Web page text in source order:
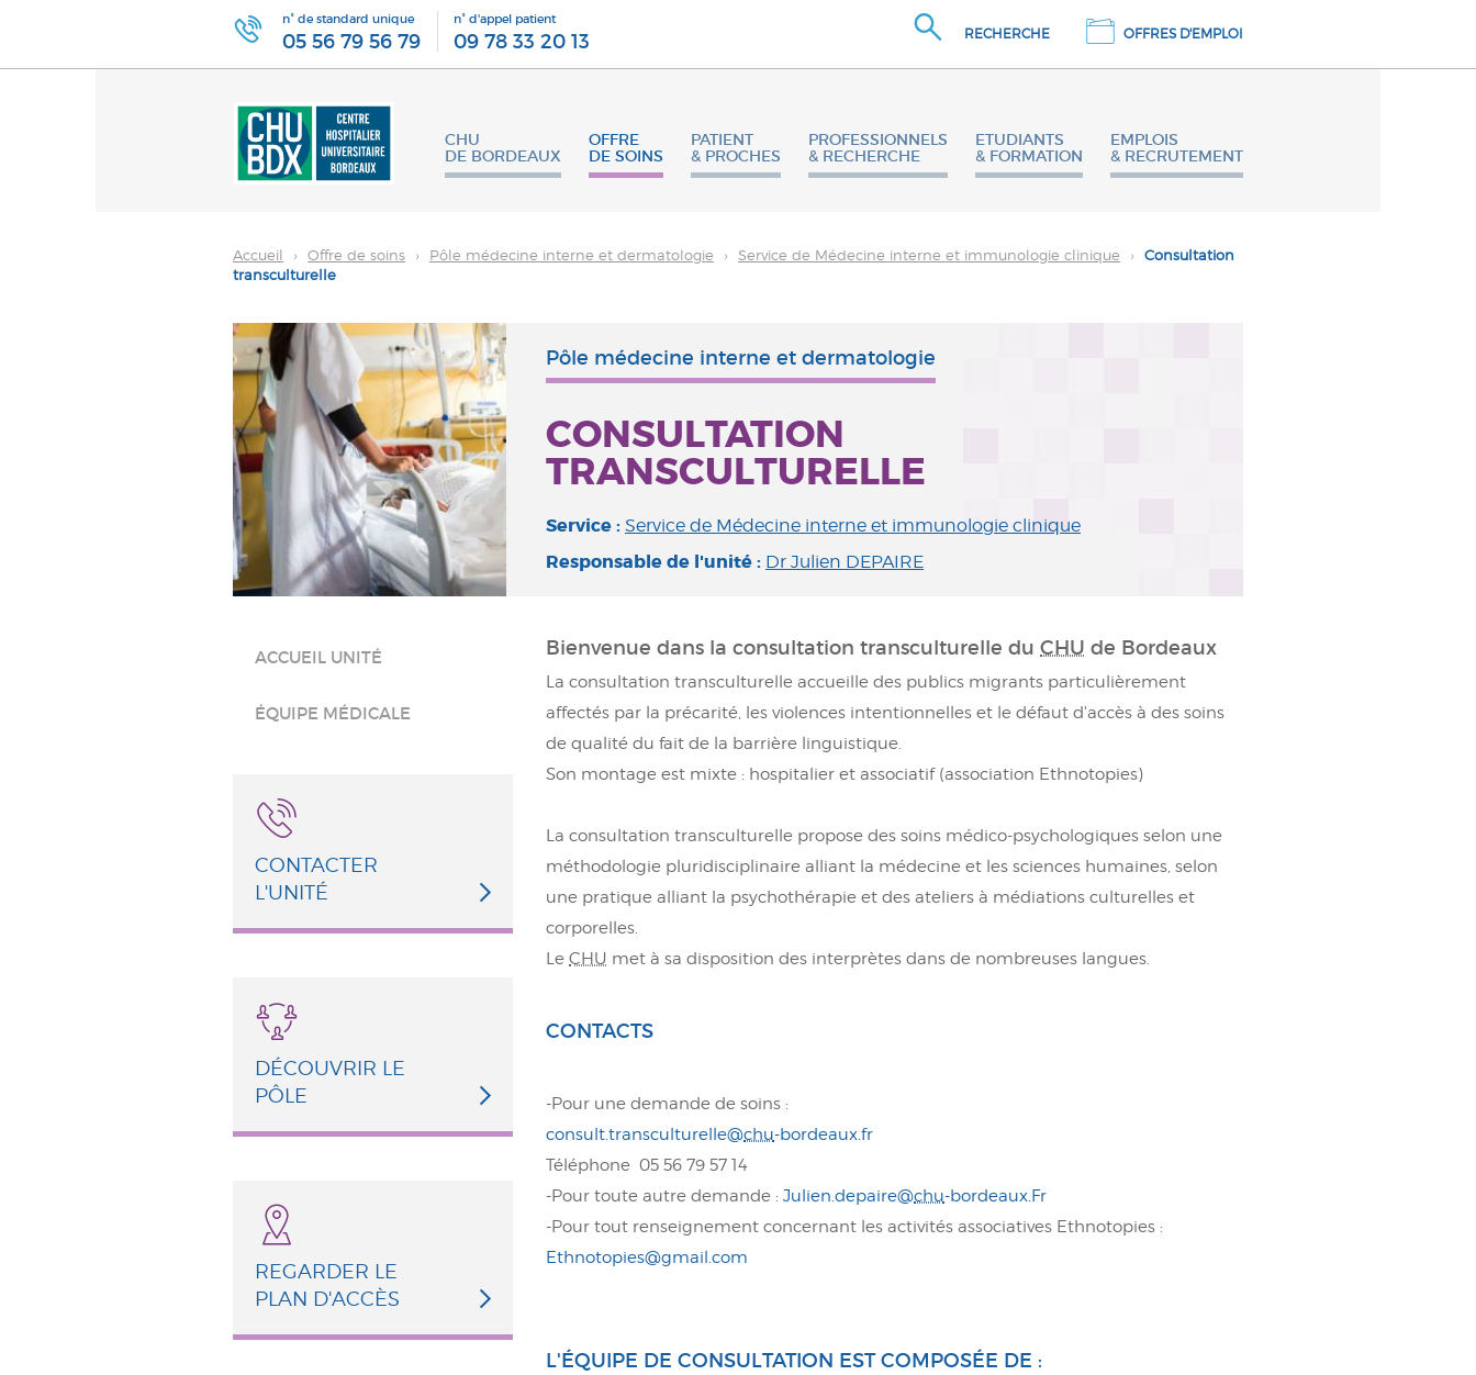
n° de standard unique
05 56 79 56 79
n° d'appel patient
09 78 33 20 13 RECHERCHE OFFRES D'EMPLOI
CHU
DE BORDEAUX
OFFRE
DE SOINS
PATIENT
& PROCHES
PROFESSIONNELS
& RECHERCHE
ETUDIANTS
& FORMATION
EMPLOIS
& RECRUTEMENT
Accueil › Offre de soins › Pôle médecine interne et dermatologie › Service de Médecine interne et immunologie clinique ›
Consultation
transculturelle
Pôle médecine interne et dermatologie
CONSULTATION
TRANSCULTURELLE
Service : Service de Médecine interne et immunologie clinique
Responsable de l'unité : Dr Julien DEPAIRE
ACCUEIL UNITÉ
ÉQUIPE MÉDICALE
CONTACTER
L'UNITÉ
DÉCOUVRIR LE
PÔLE
REGARDER LE
PLAN D'ACCÈS
Bienvenue dans la consultation transculturelle du CHU de Bordeaux
La consultation transculturelle accueille des publics migrants particulièrement
affectés par la précarité, les violences intentionnelles et le défaut d'accès à des soins
de qualité du fait de la barrière linguistique.
Son montage est mixte : hospitalier et associatif (association Ethnotopies)
La consultation transculturelle propose des soins médico-psychologiques selon une
méthodologie pluridisciplinaire alliant la médecine et les sciences humaines, selon
une pratique alliant la psychothérapie et des ateliers à médiations culturelles et
corporelles.
Le CHU met à sa disposition des interprètes dans de nombreuses langues.
CONTACTS
-Pour une demande de soins :
consult.transculturelle@chu-bordeaux.fr
Téléphone 05 56 79 57 14
-Pour toute autre demande : Julien.depaire@chu-bordeaux.Fr
-Pour tout renseignement concernant les activités associatives Ethnotopies :
Ethnotopies@gmail.com
L'ÉQUIPE DE CONSULTATION EST COMPOSÉE DE :